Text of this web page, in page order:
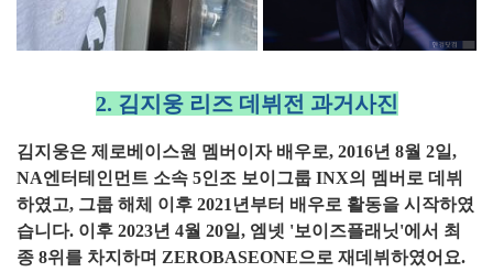
2. 김지웅 리즈 데뷔전 과거사진
김지웅은 제로베이스원 멤버이자 배우로, 2016년 8월 2일,
NA엔터테인먼트 소속 5인조 보이그룹 INX의 멤버로 데뷔
하였고, 그룹 해체 이후 2021년부터 배우로 활동을 시작하였
습니다. 이후 2023년 4월 20일, 엠넷 '보이즈플래닛'에서 최
종 8위를 차지하며 ZEROBASEONE으로 재데뷔하였어요.